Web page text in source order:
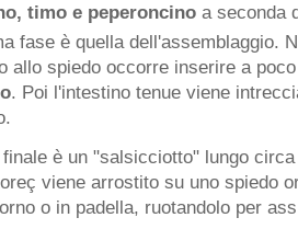
timo e peperoncino a seconda
fase è quella dell'assemblaggio.
allo spiedo occorre inserire a
. Poi l'intestino tenue viene
è un "salsicciotto" lungo
viene arrostito su uno spiedo
o in padella, ruotandolo per